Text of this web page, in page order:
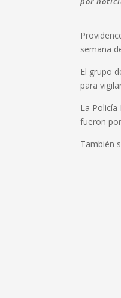
semana
El grupo
para
La Policía
fueron
También